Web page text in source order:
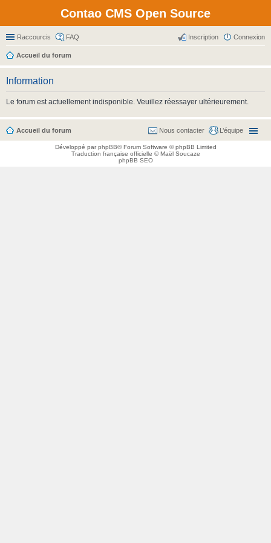
Contao CMS Open Source
Raccourcis FAQ Connexion
Inscription
Accueil du forum
Information
Le forum est actuellement indisponible. Veuillez réessayer ultérieurement.
Accueil du forum L’équipe
Nous contacter
Développé parphpBB® Forum Software © phpBB Limited
Traduction française officielle ©Maël Soucaze
phpBB SEO